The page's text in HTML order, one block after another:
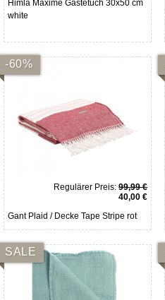
Himla Maxime Gästetuch 30x50 cm
white
-60%
Regulärer Preis: 99,99 €
40,00 €
Gant Plaid / Decke Tape Stripe rot
SALE